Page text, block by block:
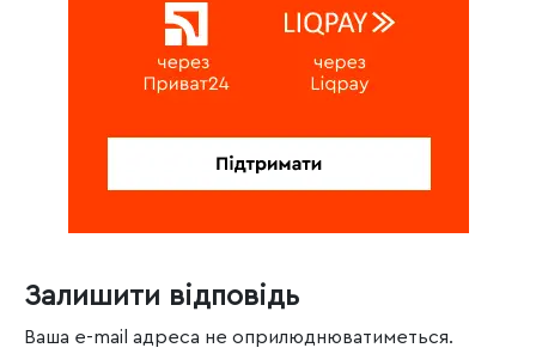
Залишити відповідь
Ваша e-mail адреса не оприлюднюватиметься.